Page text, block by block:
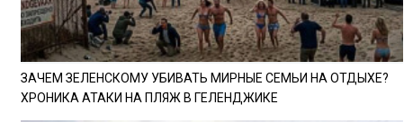
ЗАЧЕМ ЗЕЛЕНСКОМУ УБИВАТЬ МИРНЫЕ СЕМЬИ НА ОТДЫХЕ?
ХРОНИКА АТАКИ НА ПЛЯЖ В ГЕЛЕНДЖИКЕ